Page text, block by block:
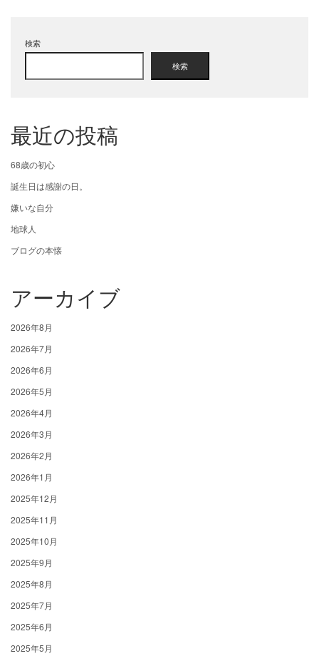
検索
検索
最近の投稿
68歳の初心
誕生日は感謝の日。
嫌いな自分
地球人
ブログの本懐
アーカイブ
2026年8月
2026年7月
2026年6月
2026年5月
2026年4月
2026年3月
2026年2月
2026年1月
2025年12月
2025年11月
2025年10月
2025年9月
2025年8月
2025年7月
2025年6月
2025年5月